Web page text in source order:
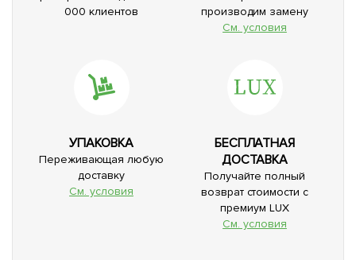
000 клиентов
производим замену
См. условия
УПАКОВКА
Переживающая любую
доставку
См. условия
БЕСПЛАТНАЯ
ДОСТАВКА
Получайте полный
возврат стоимости с
премиум LUX
См. условия